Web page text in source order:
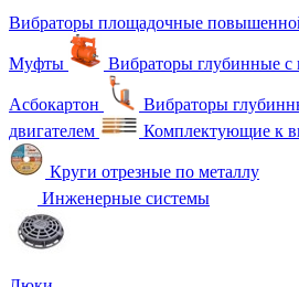
Вибраторы площадочные
Муфты Вибраторы глубинные с
Асбокартон
Вибраторы
двигателем
Комплектующие к
Круги отрезные по металлу
Инженерные системы